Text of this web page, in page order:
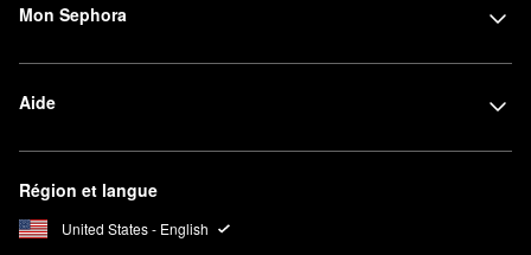
Mon Sephora
Aide
Région et langue
United States - English